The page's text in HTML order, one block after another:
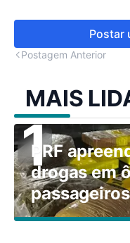
Postar
Postagem Anterior
MAIS
PRF
drogas em